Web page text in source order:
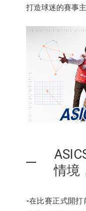
打造球迷的賽事
情境
-在比賽正式開打